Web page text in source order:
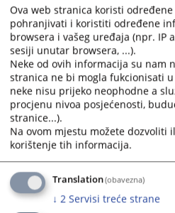
Produžen
Osnovni sud u Tesliću, dana
rješenje kojim se prema
djela neovlaštena proizvodnja i
člana 207. stav 1. Krivičnog
prijedlog Okružnog javnog
pritvor po osnovu iz člana 197.
krivičnom postupku RS.
Izvještaj o radu
Ova web stranica koristi
pohranjivati i koristiti određene
browsera i vašeg uređaja (npr. IP
sesiji unutar browsera, ...).
Neke od ovih informacija su nam
stranica ne bi mogla fukcionisati
neke nisu prijeko neophodne a
procjenu nivoa posjećenosti,
stranice...).
Na ovom mjestu možete dozvoliti
korištenje tih informacija.
Translation(obavezna)
↓ 2 Servisi treće strane